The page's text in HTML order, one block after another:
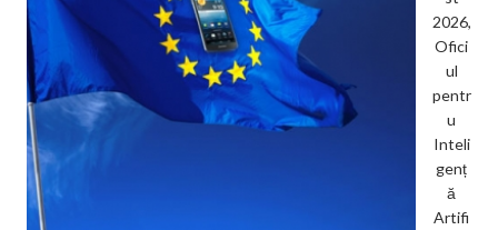
2026,
Ofici
ul
pentr
u
Inteli
genț
ă
Artifi